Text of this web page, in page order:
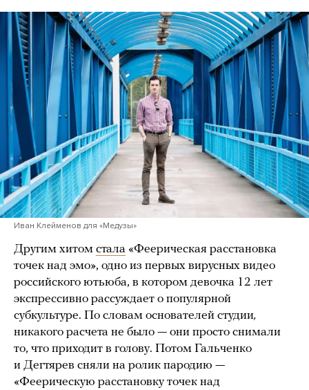
Иван Клейменов для «Медузы»
Другим хитом стала «Феерическая расстановка
точек над эмо», одно из первых вирусных видео
российского ютьюба, в котором девочка 12 лет
экспрессивно рассуждает о популярной
субкультуре. По словам основателей студии,
никакого расчета не было — они просто снимали
то, что приходит в голову. Потом Гальченко
и Дегтярев сняли на ролик пародию —
«Феерическую расстановку точек над